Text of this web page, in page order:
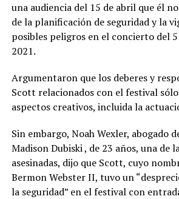
una audiencia del 15 de abril que él
de la planificación de seguridad y la
posibles peligros en el concierto del
2021.
Argumentaron que los deberes y
Scott relacionados con el festival
aspectos creativos, incluida la
Sin embargo, Noah Wexler, abogado
Madison Dubiski , de 23 años, una de
asesinadas, dijo que Scott, cuyo
Bermon Webster II, tuvo un
la seguridad” en el festival con